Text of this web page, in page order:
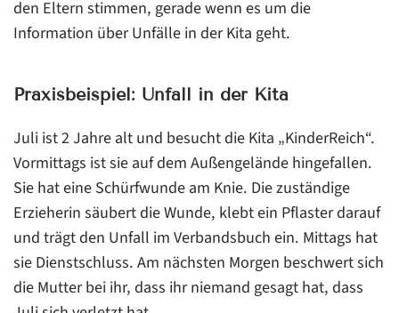
Schaffen Sie Problembewusstsein im Team
Empfehlung bei Unfällen
den Eltern stimmen, gerade wenn es um die
Information über Unfälle in der Kita geht.
Praxisbeispiel: Unfall in der Kita
Juli ist 2 Jahre alt und besucht die Kita „KinderReich“.
Vormittags ist sie auf dem Außengelände hingefallen.
Sie hat eine Schürfwunde am Knie. Die zuständige
Erzieherin säubert die Wunde, klebt ein Pflaster darauf
und trägt den Unfall im Verbandsbuch ein. Mittags hat
sie Dienstschluss. Am nächsten Morgen beschwert sich
die Mutter bei ihr, dass ihr niemand gesagt hat, dass